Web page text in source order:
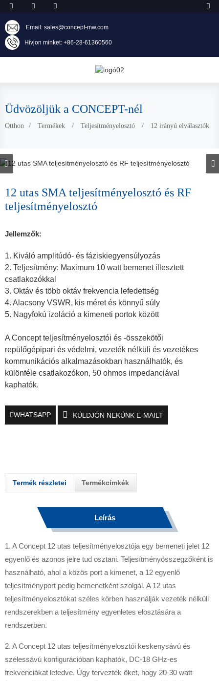
Email: sales@concept-mw.com
Hívjon minket: +86-28-61360560
Üdvözöljük a CONCEPT-nél
Otthon Termékek Teljesítményelosztó 12 irányú elválasztók
12 utas SMA teljesítményelosztó és RF
teljesítményelosztó
Jellemzők:
1. Kiváló amplitúdó- és fáziskiegyensúlyozás
2. Teljesítmény: Maximum 10 watt bemenet illesztett
csatlakozókkal
3. Oktáv és több oktáv frekvencia lefedettség
4. Alacsony VSWR, kis méret és könnyű súly
5. Nagyfokú izoláció a kimeneti portok között
A Concept teljesítményelosztói és -összekötői
repülőgépipari és védelmi, vezeték nélküli és vezetékes
kommunikációs alkalmazásokban használhatók, és
különféle csatlakozókon, 50 ohmos impedanciával
kaphatók.
WHATSAPP KÜLDJÖN NEKÜNK E-MAILT
Termék részletei Termékcímkék
Leírás
1. A Concept 12 utas teljesítményelosztója egy bemeneti jelet 12
egyenlő és azonos jelre tud osztani. Teljesítményösszegzőként is
használható, ahol a közös port a kimenet, a 12 egyenlő
teljesítményport pedig bemenetként szolgál. A 12 utas
teljesítményelosztókat széles körben használják vezeték nélküli
rendszerekben a teljesítmény egyenletes elosztására a
rendszerben.
2. A Concept 12 utas teljesítményelosztói keskenysávú és
szélessávú konfigurációban kaphatók, DC-18 GHz-es
frekvenciákat lefedve. Úgy tervezték őket, hogy 20-30 watt